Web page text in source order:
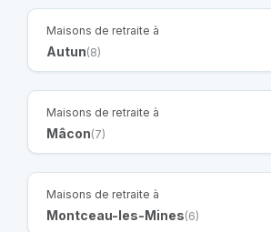
Maisons de retraite à
Autun(8)
Maisons de retraite à
Mâcon(7)
Maisons de retraite à
Montceau-les-Mines(6)